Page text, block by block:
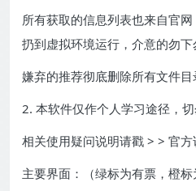
所有获取的信息列表也来自官
扔到虚拟环境运行，介意的勿下
嫌弃的推荐彻底删除所有文件目
2. 本软件仅作个人学习途径，切
相关使用疑问说明请戳 > > 官方
主要界面：（绿标为有票，橙标